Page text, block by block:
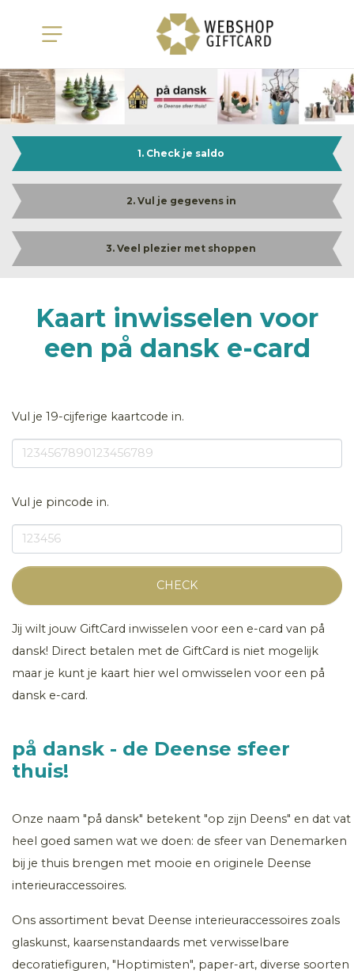
1. Check je saldo
2. Vul je gegevens in
3. Veel plezier met shoppen
Kaart inwisselen voor
een på dansk e-card
Vul je 19-cijferige kaartcode in.
Vul je pincode in.
CHECK
Jij wilt jouw GiftCard inwisselen voor een e-card van på
dansk! Direct betalen met de GiftCard is niet mogelijk
maar je kunt je kaart hier wel omwisselen voor een på
dansk e-card.
på dansk - de Deense sfeer
thuis!
Onze naam "på dansk" betekent "op zijn Deens" en dat vat
heel goed samen wat we doen: de sfeer van Denemarken
bij je thuis brengen met mooie en originele Deense
interieuraccessoires.
Ons assortiment bevat Deense interieuraccessoires zoals
glaskunst, kaarsenstandaards met verwisselbare
decoratiefiguren, "Hoptimisten", paper-art, diverse soorten